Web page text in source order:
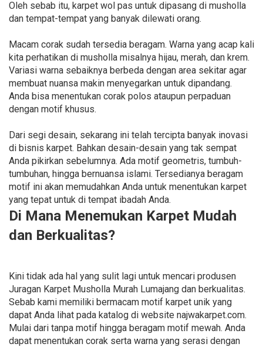
Oleh sebab itu, karpet wol pas untuk dipasang di musholla
dan tempat-tempat yang banyak dilewati orang.
Macam corak sudah tersedia beragam. Warna yang acap kali
kita perhatikan di musholla misalnya hijau, merah, dan krem.
Variasi warna sebaiknya berbeda dengan area sekitar agar
membuat nuansa makin menyegarkan untuk dipandang.
Anda bisa menentukan corak polos ataupun perpaduan
dengan motif khusus.
Dari segi desain, sekarang ini telah tercipta banyak inovasi
di bisnis karpet. Bahkan desain-desain yang tak sempat
Anda pikirkan sebelumnya. Ada motif geometris, tumbuh-
tumbuhan, hingga bernuansa islami. Tersedianya beragam
motif ini akan memudahkan Anda untuk menentukan karpet
yang tepat untuk di tempat ibadah Anda.
Di Mana Menemukan Karpet Mudah
dan Berkualitas?
Kini tidak ada hal yang sulit lagi untuk mencari produsen
Juragan Karpet Musholla Murah Lumajang dan berkualitas.
Sebab kami memiliki bermacam motif karpet unik yang
dapat Anda lihat pada katalog di website najwakarpet.com.
Mulai dari tanpa motif hingga beragam motif mewah. Anda
dapat menentukan corak serta warna yang serasi dengan